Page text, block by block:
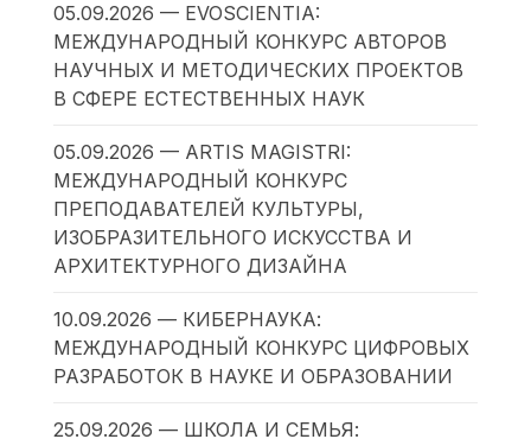
05.09.2026 — EVOSCIENTIA:
МЕЖДУНАРОДНЫЙ КОНКУРС АВТОРОВ
НАУЧНЫХ И МЕТОДИЧЕСКИХ ПРОЕКТОВ
В СФЕРЕ ЕСТЕСТВЕННЫХ НАУК
05.09.2026 — ARTIS MAGISTRI:
МЕЖДУНАРОДНЫЙ КОНКУРС
ПРЕПОДАВАТЕЛЕЙ КУЛЬТУРЫ,
ИЗОБРАЗИТЕЛЬНОГО ИСКУССТВА И
АРХИТЕКТУРНОГО ДИЗАЙНА
10.09.2026 — КИБЕРНАУКА:
МЕЖДУНАРОДНЫЙ КОНКУРС ЦИФРОВЫХ
РАЗРАБОТОК В НАУКЕ И ОБРАЗОВАНИИ
25.09.2026 — ШКОЛА И СЕМЬЯ: